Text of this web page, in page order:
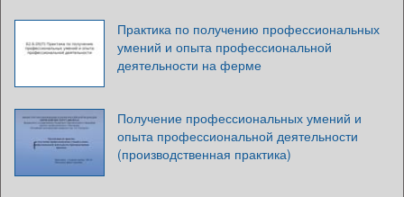
Практика по получению профессиональных
умений и опыта профессиональной
деятельности на ферме
Получение профессиональных умений и
опыта профессиональной деятельности
(производственная практика)